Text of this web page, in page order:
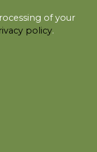
of your
policy.